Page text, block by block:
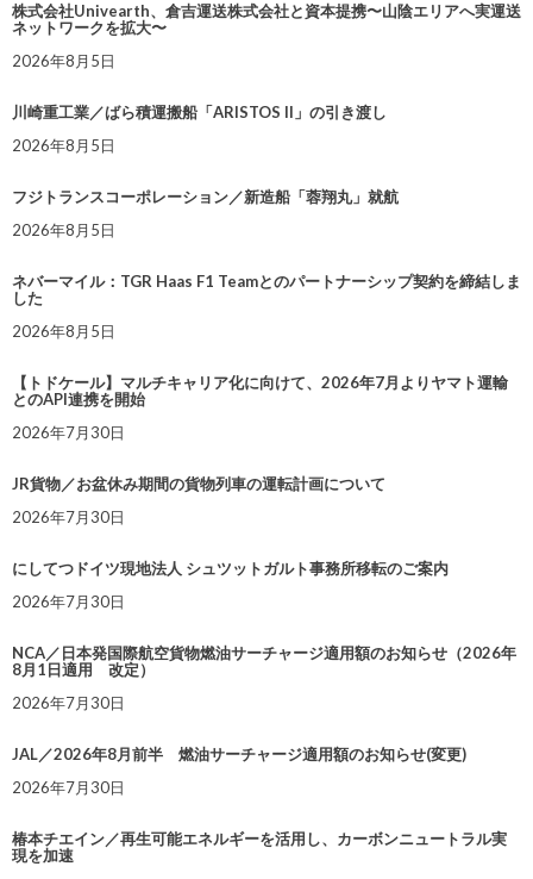
株式会社Univearth、倉吉運送株式会社と資本提携〜山陰エリアへ実運送
ネットワークを拡大〜
2026年8月5日
川崎重工業／ばら積運搬船「ARISTOS II」の引き渡し
2026年8月5日
フジトランスコーポレーション／新造船「蓉翔丸」就航
2026年8月5日
ネバーマイル：TGR Haas F1 Teamとのパートナーシップ契約を締結しま
した
2026年8月5日
【トドケール】マルチキャリア化に向けて、2026年7月よりヤマト運輸
とのAPI連携を開始
2026年7月30日
JR貨物／お盆休み期間の貨物列車の運転計画について
2026年7月30日
にしてつドイツ現地法人 シュツットガルト事務所移転のご案内
2026年7月30日
NCA／日本発国際航空貨物燃油サーチャージ適用額のお知らせ（2026年
8月1日適用 改定）
2026年7月30日
JAL／2026年8月前半 燃油サーチャージ適用額のお知らせ(変更)
2026年7月30日
椿本チエイン／再生可能エネルギーを活用し、カーボンニュートラル実
現を加速